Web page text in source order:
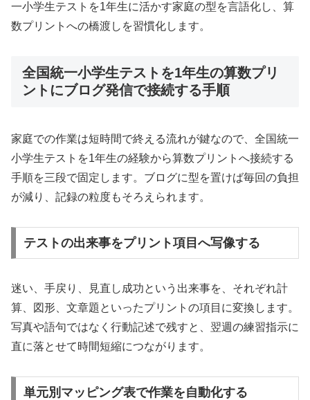
一小学生テストを1年生に活かす家庭の型を言語化し、算
数プリントへの橋渡しを習慣化します。
全国統一小学生テストを1年生の算数プリ
ントにブログ発信で接続する手順
家庭での作業は短時間で終える流れが鍵なので、全国統一
小学生テストを1年生の経験から算数プリントへ接続する
手順を三段で固定します。ブログに型を置けば毎回の負担
が減り、記録の粒度もそろえられます。
テストの出来事をプリント項目へ写像する
迷い、手戻り、見直し成功という出来事を、それぞれ計
算、図形、文章題といったプリントの項目に変換します。
写真や語句ではなく行動記述で残すと、翌週の練習指示に
直に落とせて時間短縮につながります。
単元別マッピング表で作業を自動化する